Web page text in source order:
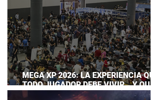
MEGA XP 2026: LA EXPERIENCIA QUE
TODO JUGADOR DEBE VIVIR… Y QUE
AHORA PUEDES DISFRUTAR A TU